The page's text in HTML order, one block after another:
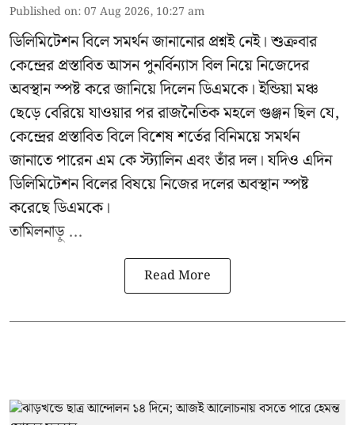
Published on:07 Aug 2026, 10:27 am
ডিলিমিটেশন বিলে সমর্থন জানানোর প্রশ্নই নেই। শুক্রবার
কেন্দ্রের প্রস্তাবিত আসন পুনর্বিন্যাস বিল নিয়ে নিজেদের
অবস্থান স্পষ্ট করে জানিয়ে দিলেন ডিএমকে। ইন্ডিয়া মঞ্চ
ছেড়ে বেরিয়ে যাওয়ার পর রাজনৈতিক মহলে গুঞ্জন ছিল যে,
কেন্দ্রের প্রস্তাবিত বিলে বিশেষ শর্তের বিনিময়ে সমর্থন
জানাতে পারেন এম কে স্ট্যালিন এবং তাঁর দল। যদিও এদিন
ডিলিমিটেশন বিলের বিষয়ে নিজের দলের অবস্থান স্পষ্ট
করেছে ডিএমকে।
তামিলনাড়ু ...
Read More